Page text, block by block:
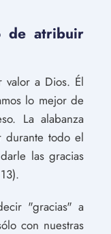
de atribuir
valor a Dios. Él
lo mejor de
La alabanza
durante todo el
las gracias
"gracias" a
con nuestras